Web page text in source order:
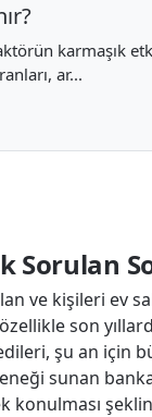
karmaşık
ar...
Sorulan
ve kişileri ev
son
şu an için
sunan
konulması